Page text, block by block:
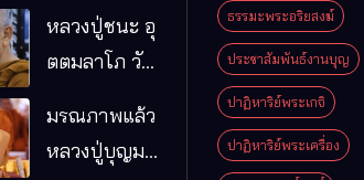
หลวงปู่ชนะ อุ
ตตมลาโภ วัด
จ.มหาสารคาม
มรณภาพแล้ว
หลวงปู่บุญมา
ธรรมะพระอริยสงฆ์
ประชาสัมพันธ์งานบุญ
ปาฏิหาริย์พระเกจิ
ปาฏิหาริย์พระเครื่อง